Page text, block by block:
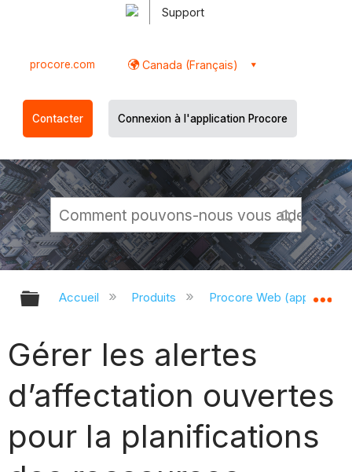
Support
procore.com Canada (Français)
Contacter Connexion à l'application Procore
Développer/réduire la hiérarchie
Accueil Produits Procore Web
Gérer les alertes
d’affectation ouvertes
pour la planifications